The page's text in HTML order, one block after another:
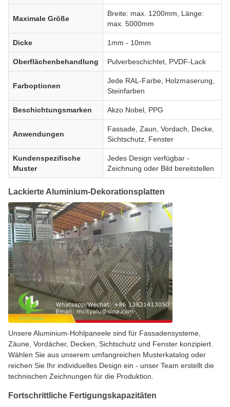
Maximale Größe
Breite: max. 1200mm, Länge:
max. 5000mm
Dicke 1mm - 10mm
Oberflächenbehandlung Pulverbeschichtet, PVDF-Lack
Farboptionen
Jede RAL-Farbe, Holzmaserung,
Steinfarben
Beschichtungsmarken Akzo Nobel, PPG
Anwendungen
Fassade, Zaun, Vordach, Decke,
Sichtschutz, Fenster
Kundenspezifische
Muster
Jedes Design verfügbar -
Zeichnung oder Bild bereitstellen
Lackierte Aluminium-Dekorationsplatten
Unsere Aluminium-Hohlpaneele sind für Fassadensysteme,
Zäune, Vordächer, Decken, Sichtschutz und Fenster konzipiert.
Wählen Sie aus unserem umfangreichen Musterkatalog oder
reichen Sie Ihr individuelles Design ein - unser Team erstellt die
technischen Zeichnungen für die Produktion.
Fortschrittliche Fertigungskapazitäten